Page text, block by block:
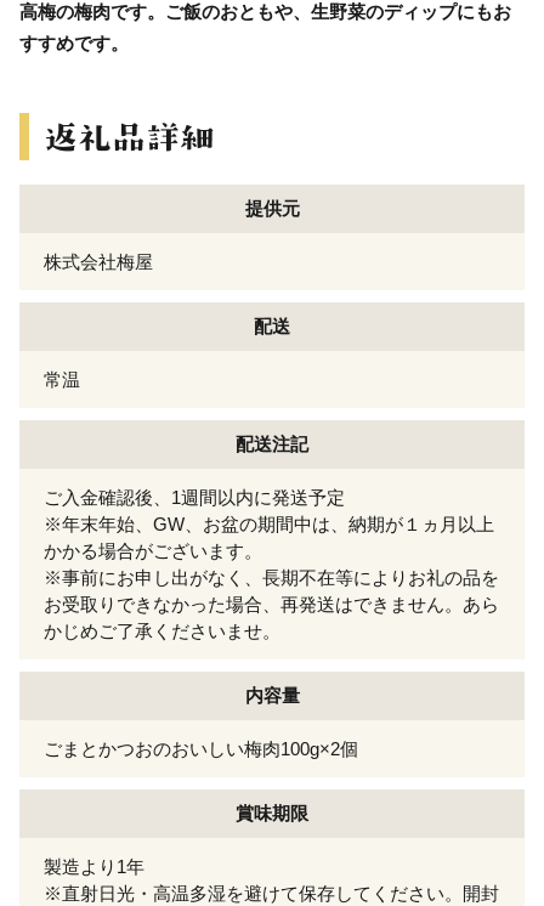
高梅の梅肉です。ご飯のおともや、生野菜のディップにもお
すすめです。
提供元
株式会社梅屋
配送
常温
配送注記
ご入金確認後、1週間以内に発送予定
※年末年始、GW、お盆の期間中は、納期が１ヵ月以上
かかる場合がございます。
※事前にお申し出がなく、長期不在等によりお礼の品を
お受取りできなかった場合、再発送はできません。あら
かじめご了承くださいませ。
内容量
ごまとかつおのおいしい梅肉100g×2個
賞味期限
製造より1年
※直射日光・高温多湿を避けて保存してください。開封